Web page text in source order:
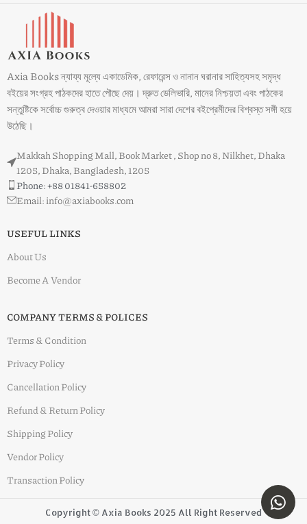
Axia Books ন্যায্য মূল্যে একাডেমিক, রেফারেন্স ও নানান ঘরানার সাহিত্যসহ সমৃদ্ধ
বইয়ের সংগ্রহ পাঠকদের হাতে পৌছে দেয়। দ্রুত ডেলিভারি, মানের নিশ্চয়তা এবং পাঠকের
সন্তুষ্টিকে সর্বোচ্চ গুরুত্ব দেওয়ার মাধ্যমে আমরা সারা দেশের বইপ্রেমীদের বিশ্বস্ত সঙ্গী হয়ে
উঠেছি।
Makkah Shopping Mall, Book Market , Shop no 8, Nilkhet, Dhaka
1205, Dhaka, Bangladesh, 1205
Phone: +88 01841-658802
Email: info@axiabooks.com
USEFUL LINKS
About Us
Become A Vendor
COMPANY TERMS & POLICES
Terms & Condition
Privacy Policy
Cancellation Policy
Refund & Return Policy
Shipping Policy
Vendor Policy
Transaction Policy
Copyright © Axia Books 2025 All Right Reserved